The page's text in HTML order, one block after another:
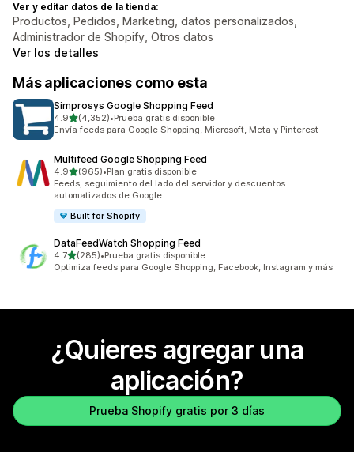
Ver y editar datos de la tienda:
Productos, Pedidos, Marketing, datos personalizados,
Administrador de Shopify, Otros datos
Ver los detalles
Más aplicaciones como esta
Simprosys Google Shopping Feed
4.9de 5 estrellas
(4,352)
4352 reseñas en total
•Prueba gratis disponible
Envía feeds para Google Shopping, Microsoft, Meta y Pinterest
Multifeed Google Shopping Feed
4.9de 5 estrellas
(965)
965 reseñas en total
•Plan gratis disponible
Feeds, seguimiento del lado del servidor y descuentos
automatizados de Google
Built for Shopify
DataFeedWatch Shopping Feed
4.7de 5 estrellas
(285)
285 reseñas en total
•Prueba gratis disponible
Optimiza feeds para Google Shopping, Facebook, Instagram y más
¿Quieres agregar una
aplicación?
Prueba Shopify gratis por 3 días